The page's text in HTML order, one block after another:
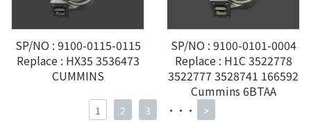
SP/NO : 9100-0115-0115
Replace : HX35 3536473
CUMMINS
SP/NO : 9100-0101-0004
Replace : H1C 3522778
3522777 3528741 166592
Cummins 6BTAA
1 2 3 ··· >